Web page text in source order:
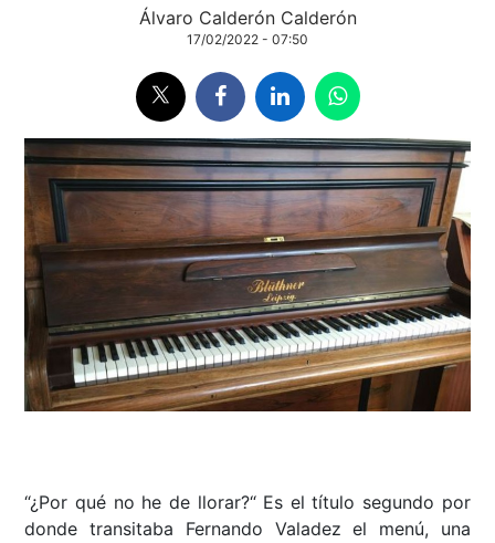
Álvaro Calderón Calderón
17/02/2022 - 07:50
“¿Por qué no he de llorar?“ Es el título segundo por
donde transitaba Fernando Valadez el menú, una